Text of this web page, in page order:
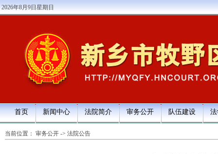
2026年8月9日星期日
首页 新闻中心 法院简介 审务公开 队伍建设
当前位置： 审务公开 -> 法院公告